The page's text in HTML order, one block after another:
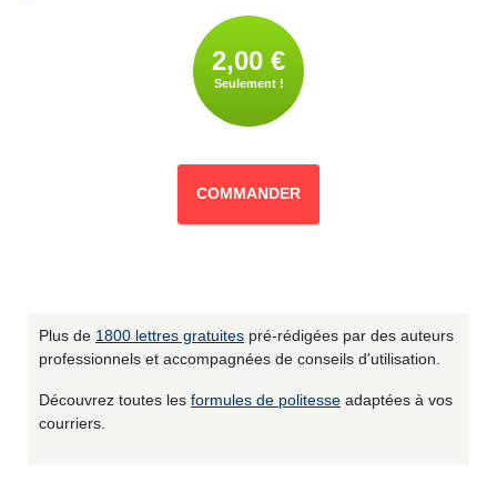
2,00 €
Seulement !
COMMANDER
Plus de 1800 lettres gratuites pré-rédigées par des auteurs
professionnels et accompagnées de conseils d'utilisation.
Découvrez toutes les formules de politesse adaptées à vos
courriers.